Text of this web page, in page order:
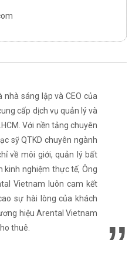
nhà sáng lập và CEO của
cấp dịch vụ quản lý và
Với nền tảng chuyên
sỹ QTKD chuyên ngành
về môi giới, quản lý bất
kinh nghiệm thực tế, Ông
Vietnam luôn cam kết
sự hài lòng của khách
hiệu Arental Vietnam
thuê.